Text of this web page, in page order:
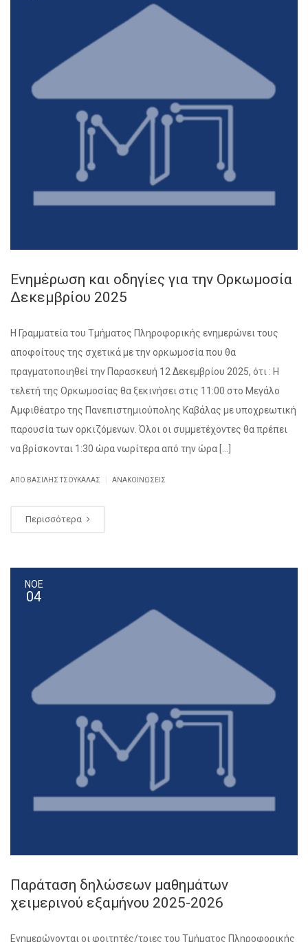
Ενημέρωση και οδηγίες για την Ορκωμοσία
Δεκεμβρίου 2025
Η Γραμματεία του Τμήματος Πληροφορικής ενημερώνει τους
αποφοίτους της σχετικά με την ορκωμοσία που θα
πραγματοποιηθεί την Παρασκευή 12 Δεκεμβρίου 2025, ότι : Η
τελετή της Ορκωμοσίας θα ξεκινήσει στις 11:00 στο Μεγάλο
Αμφιθέατρο της Πανεπιστημιούπολης Καβάλας με υποχρεωτική
παρουσία των ορκιζόμενων. Όλοι οι συμμετέχοντες θα πρέπει
να βρίσκονται 1:30 ώρα νωρίτερα από την ώρα […]
ΑΠΌ ΒΑΣΊΛΗΣ ΤΣΟΥΚΑΛΆΣ ΑΝΑΚΟΙΝΏΣΕΙΣ
Περισσότερα
ΝΟΕ
04
Παράταση δηλώσεων μαθημάτων
χειμερινού εξαμήνου 2025-2026
Ενημερώνονται οι φοιτητές/τριες του Τμήματος Πληροφορικής